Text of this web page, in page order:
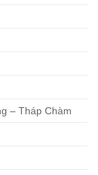
– Tháp Chàm